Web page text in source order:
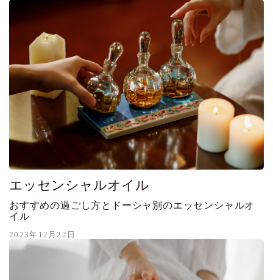
エッセンシャルオイル
おすすめの過ごし方とドーシャ別のエッセンシャルオ
イル
2023年12月22日